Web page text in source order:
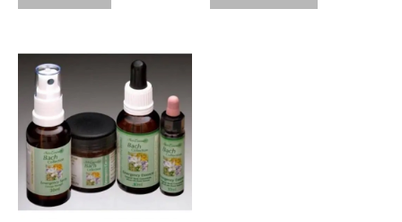
5
5